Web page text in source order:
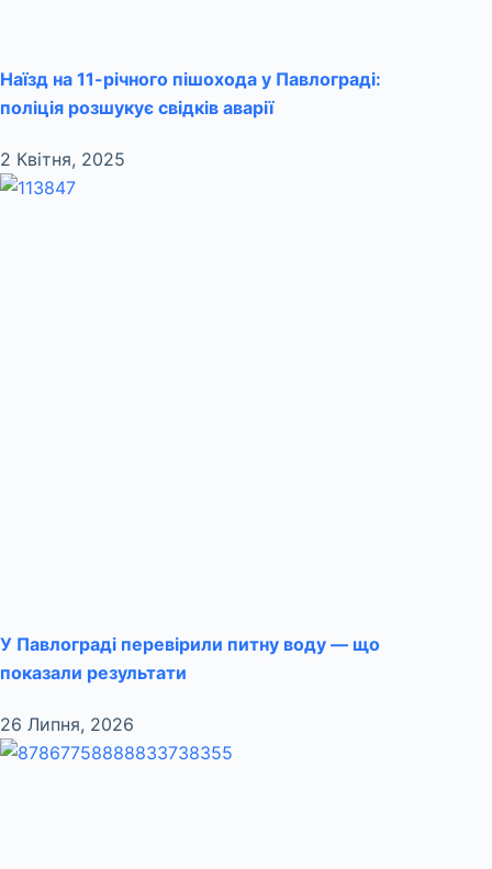
Наїзд на 11-річного пішохода у Павлограді:
поліція розшукує свідків аварії
2 Квітня, 2025
У Павлограді перевірили питну воду — що
показали результати
26 Липня, 2026